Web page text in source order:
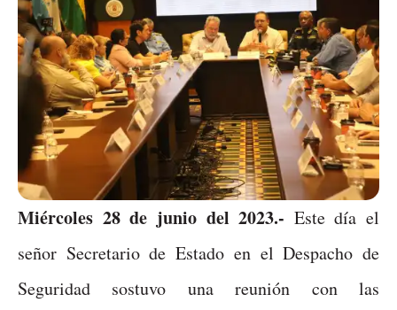
Miércoles 28 de junio del 2023.- Este día el
señor Secretario de Estado en el Despacho de
Seguridad sostuvo una reunión con las